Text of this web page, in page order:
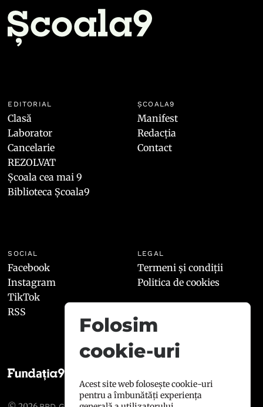
EDITORIAL
Clasă
Laborator
Cancelarie
REZOLVAT
Școala cea mai 9
Biblioteca Școala9
ȘCOALA9
Manifest
Redacția
Contact
SOCIAL
Facebook
Instagram
TikTok
RSS
LEGAL
Termeni și condiții
Politica de cookies
Folosim
cookie-uri
Acest site web folosește cookie-uri
pentru a îmbunătăți experiența